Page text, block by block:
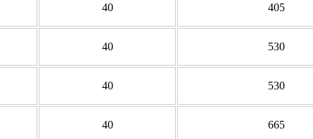
40 405
40 530
40 530
40 665